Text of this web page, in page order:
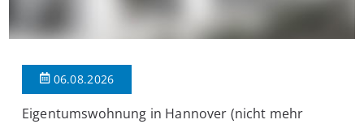
06.08.2026
Eigentumswohnung in Hannover (nicht mehr